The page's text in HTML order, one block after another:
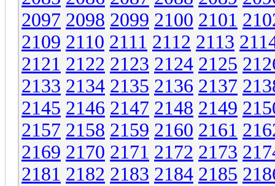
2097 2098 2099 2100 2101
2109 2110 2111 2112 2113
2121 2122 2123 2124 2125
2133 2134 2135 2136 2137
2145 2146 2147 2148 2149
2157 2158 2159 2160 2161
2169 2170 2171 2172 2173
2181 2182 2183 2184 2185